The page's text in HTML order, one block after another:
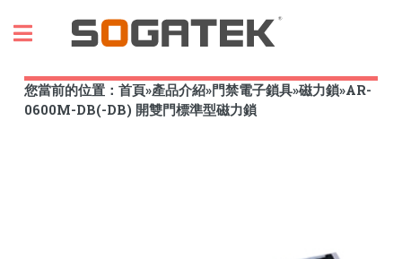
您當前的位置： 首頁»產品介紹»門禁電子鎖具»磁力鎖»AR-
0600M-DB(-DB) 開雙門標準型磁力鎖
Toggle